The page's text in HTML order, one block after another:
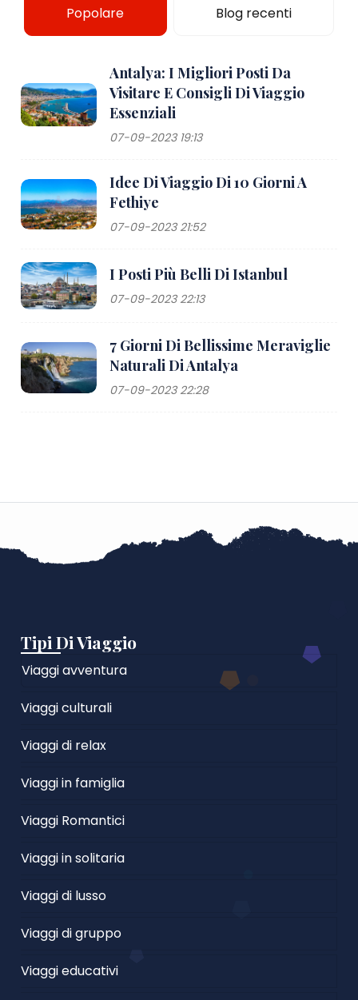
Popolare Blog recenti
Antalya: I Migliori Posti Da
Visitare E Consigli Di Viaggio
Essenziali
07-09-2023 19:13
Idee Di Viaggio Di 10 Giorni A
Fethiye
07-09-2023 21:52
I Posti Più Belli Di Istanbul
07-09-2023 22:13
7 Giorni Di Bellissime Meraviglie
Naturali Di Antalya
07-09-2023 22:28
Tipi Di Viaggio
Viaggi avventura
Viaggi culturali
Viaggi di relax
Viaggi in famiglia
Viaggi Romantici
Viaggi in solitaria
Viaggi di lusso
Viaggi di gruppo
Viaggi educativi